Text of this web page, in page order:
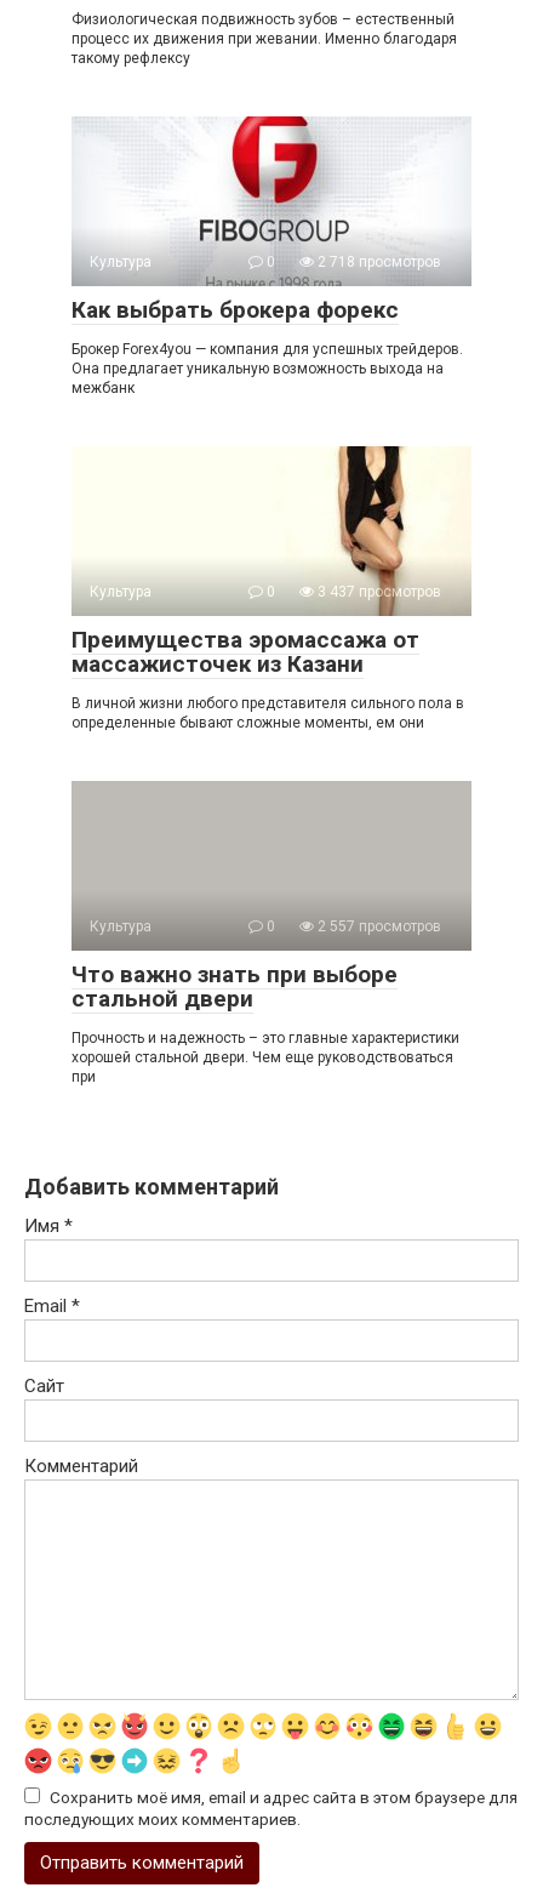
Физиологическая подвижность зубов – естественный
процесс их движения при жевании. Именно благодаря
такому рефлексу
Культура 0 2 718 просмотров
Как выбрать брокера форекс
Брокер Forex4you — компания для успешных трейдеров.
Она предлагает уникальную возможность выхода на
межбанк
Культура 0 3 437 просмотров
Преимущества эромассажа от
массажисточек из Казани
В личной жизни любого представителя сильного пола в
определенные бывают сложные моменты, ем они
Культура 0 2 557 просмотров
Что важно знать при выборе
стальной двери
Прочность и надежность – это главные характеристики
хорошей стальной двери. Чем еще руководствоваться
при
Добавить комментарий
Имя *
Email *
Сайт
Комментарий
Сохранить моё имя, email и адрес сайта в этом браузере для
последующих моих комментариев.